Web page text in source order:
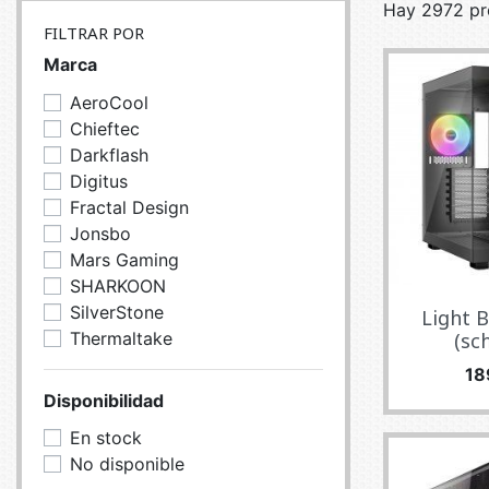
FILTRAR POR
Marca
AeroCool
Chieftec
Darkflash
Digitus
Fractal Design
Jonsbo
Mars Gaming
SHARKOON
SilverStone
Thermaltake
Disponibilidad
En stock
No disponible
Hay 2972
Light